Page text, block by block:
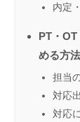
内定
PT・
める方法
担当
対応
対応